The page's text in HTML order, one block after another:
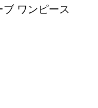
ワンピース